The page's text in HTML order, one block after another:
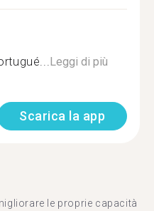
Leggi di più
Scarica la app
le proprie capacità